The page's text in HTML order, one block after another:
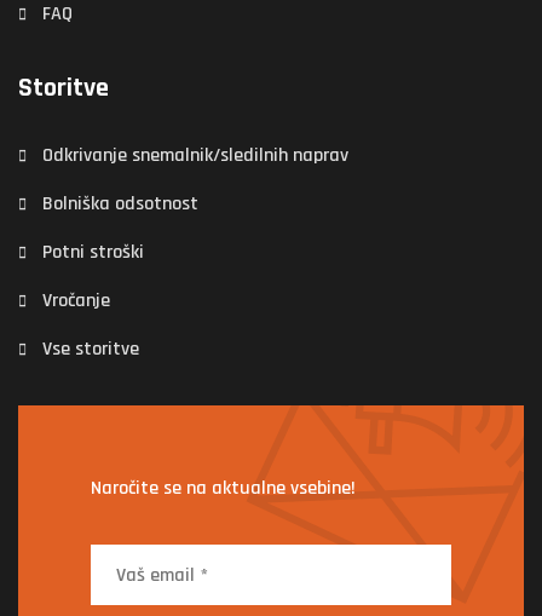
FAQ
Storitve
Odkrivanje snemalnik/sledilnih naprav
Bolniška odsotnost
Potni stroški
Vročanje
Vse storitve
Naročite se na aktualne vsebine!